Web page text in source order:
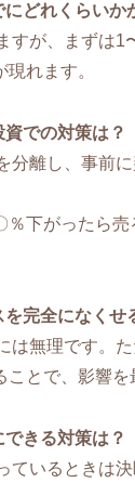
どれくらいか
すが、まずは1
れます。
での対策は？
分離し、事前
下がったら売
完全になくせ
は無理です。
ことで、影響を
きる対策は？
ているときは決